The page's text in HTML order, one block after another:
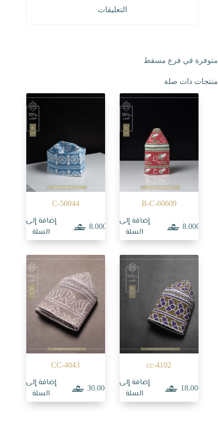
التعليقات
متوفرة في فرع مسقط
منتجات ذات صلة
B-C-60609
8.000
إضافة إلى
السلة
C-50044
8.000
إضافة إلى
السلة
cc-4102
18.000
إضافة إلى
السلة
CC-4043
30.000
إضافة إلى
السلة